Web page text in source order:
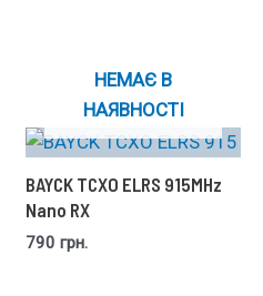
НЕМАЄ В
НАЯВНОСТІ
BAYCK TCXO ELRS 915MHz
Nano RX
790 грн.